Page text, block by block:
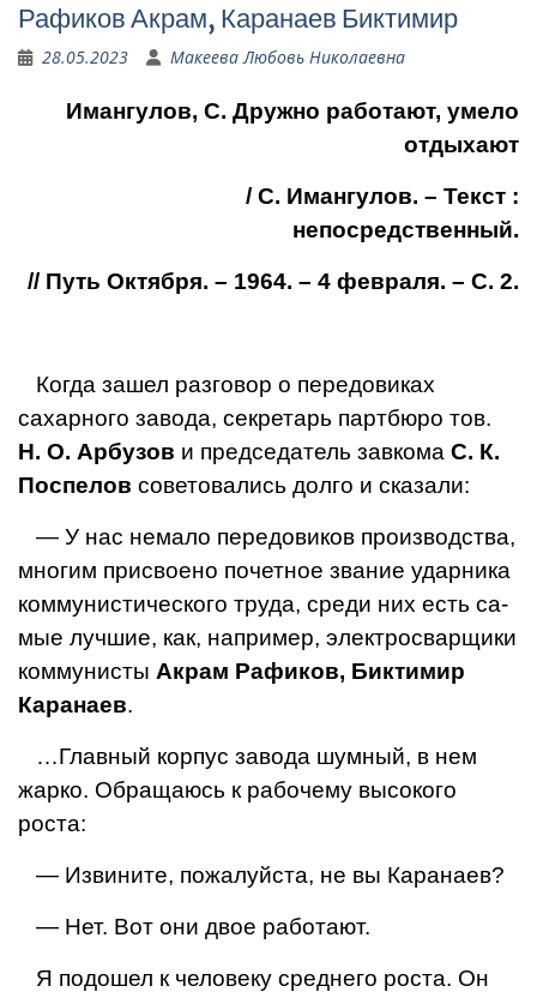
Рафиков Акрам, Каранаев Биктимир
28.05.2023 Макеева Любовь Николаевна
Имангулов, С. Дружно работают, умело
отдыхают
/ С. Имангулов. – Текст :
непосредственный.
// Путь Октября. – 1964. – 4 февраля. – С. 2.
Когда зашел разговор о передовиках
сахарного завода, секретарь партбюро тов.
Н. О. Арбузов и пред­седатель завкома С. К.
Пос­пелов советовались долго и сказали:
— У нас немало передови­ков производства,
многим присвоено почетное звание ударника
коммунистическо­го труда, среди них есть са­
мые лучшие, как, например, электросварщики
коммунисты Акрам Рафиков, Биктимир
Каранаев.
…Главный корпус завода шумный, в нем
жарко. Обра­щаюсь к рабочему высокого
роста:
— Извините, пожалуйста, не вы Каранаев?
— Нет. Вот они двое работают.
Я подошел к человеку среднего роста. Он